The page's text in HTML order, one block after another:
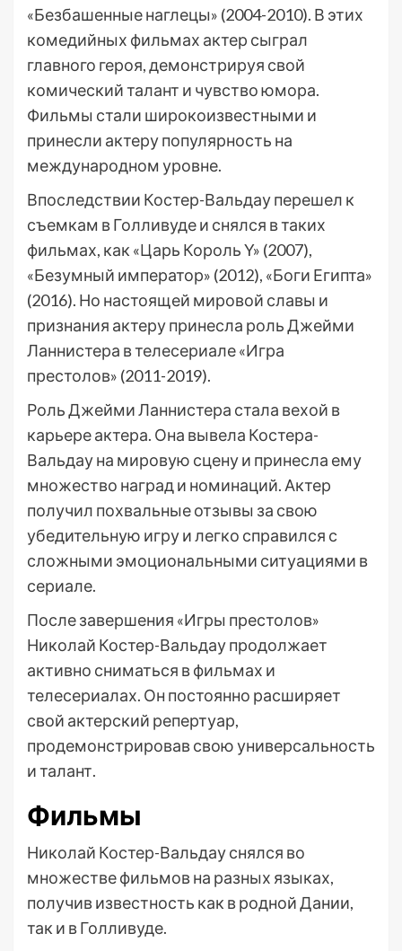
«Безбашенные наглецы» (2004-2010). В этих
комедийных фильмах актер сыграл
главного героя, демонстрируя свой
комический талант и чувство юмора.
Фильмы стали широкоизвестными и
принесли актеру популярность на
международном уровне.
Впоследствии Костер-Вальдау перешел к
съемкам в Голливуде и снялся в таких
фильмах, как «Царь Король Y» (2007),
«Безумный император» (2012), «Боги Египта»
(2016). Но настоящей мировой славы и
признания актеру принесла роль Джейми
Ланнистера в телесериале «Игра
престолов» (2011-2019).
Роль Джейми Ланнистера стала вехой в
карьере актера. Она вывела Костера-
Вальдау на мировую сцену и принесла ему
множество наград и номинаций. Актер
получил похвальные отзывы за свою
убедительную игру и легко справился с
сложными эмоциональными ситуациями в
сериале.
После завершения «Игры престолов»
Николай Костер-Вальдау продолжает
активно сниматься в фильмах и
телесериалах. Он постоянно расширяет
свой актерский репертуар,
продемонстрировав свою универсальность
и талант.
Фильмы
Николай Костер-Вальдау снялся во
множестве фильмов на разных языках,
получив известность как в родной Дании,
так и в Голливуде.